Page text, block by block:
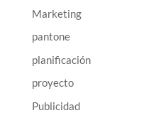
Marketing
pantone
planificación
proyecto
Publicidad